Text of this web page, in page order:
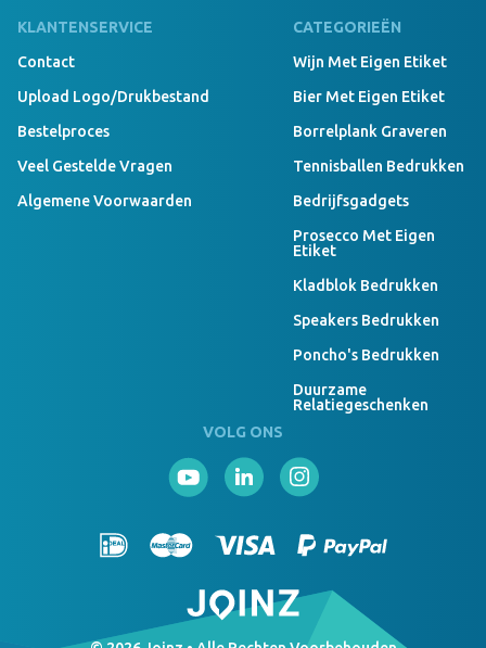
KLANTENSERVICE
Contact
Upload Logo/drukbestand
Bestelproces
Veel Gestelde Vragen
Algemene Voorwaarden
CATEGORIEËN
Wijn Met Eigen Etiket
Bier Met Eigen Etiket
Borrelplank Graveren
Tennisballen Bedrukken
Bedrijfsgadgets
Prosecco Met Eigen
Etiket
Kladblok Bedrukken
Speakers Bedrukken
Poncho's Bedrukken
Duurzame
Relatiegeschenken
VOLG ONS